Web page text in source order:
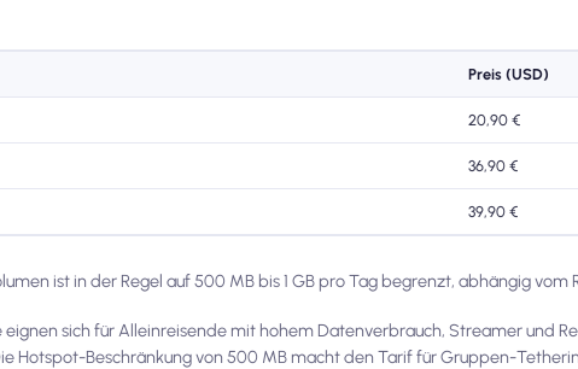
Preis (USD)
20,90 €
36,90 €
39,90 €
ist in der Regel auf 500 MB bis 1 GB pro Tag begrenzt, abhängig vom
sich für Alleinreisende mit hohem Datenverbrauch, Streamer und
Hotspot-Beschränkung von 500 MB macht den Tarif für Gruppen-